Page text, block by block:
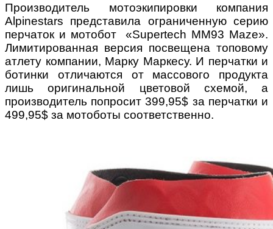
Производитель мотоэкипировки компания
Alpinestars представила ограниченную серию
перчаток и мотобот «Supertech MM93 Maze».
Лимитированная версия посвещена топовому
атлету компании, Марку Маркесу. И перчатки и
ботинки отличаются от массового продукта
лишь оригинальной цветовой схемой, а
производитель попросит 399,95$ за перчатки и
499,95$ за мотоботы соответственно.